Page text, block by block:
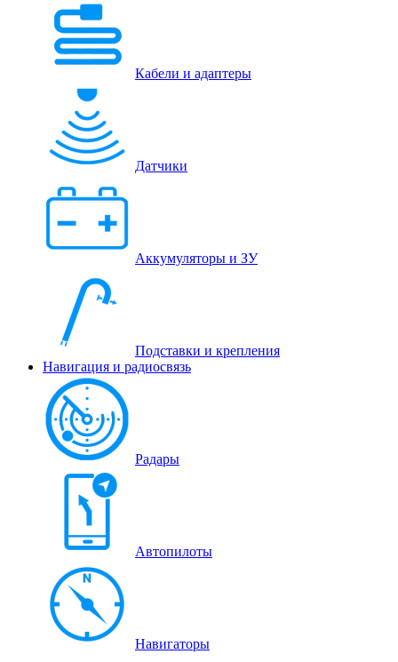
Кабели и адаптеры
Датчики
Аккумуляторы и ЗУ
Подставки и крепления
Навигация и радиосвязь
Радары
Автопилоты
Навигаторы